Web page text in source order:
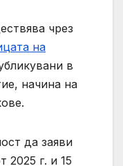
чрез
на
в
начина на
да заяви
2025 г. и 15